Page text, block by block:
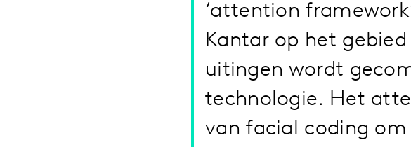
‘attention
Kantar op het
uitingen wordt
technologie. Het
van facial coding